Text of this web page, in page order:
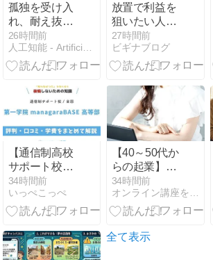
孤独を受け入
れ、耐え抜く
５０歳までの
冒険
26時間前
人工知能 - Artificial Intelligence
放置で利益を
狙いたい人が
『異国の殴り
込みGOLD』
を導入する前
べきこと
27時間前
ビギナブログ
【通信制高校
サポート校】
第一学院
managaraBASE
高等部の評判
学を解説
34時間前
いっぺこっぺ
【40～50代か
らの起業】最
強な３つの理
由
34時間前
オンライン講座を届けたい女性起業家のための売れる発信×自動化
全て表示